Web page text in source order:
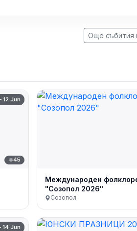
Още събития
12 Jun
45
Международен
"Созопол 2026"
Созопол
14 Jun